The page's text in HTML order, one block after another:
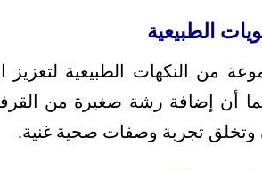
الطبيعية
من النكهات الطبيعية لتعزيز
أن إضافة رشة صغيرة من
تجربة وصفات صحية غنية.